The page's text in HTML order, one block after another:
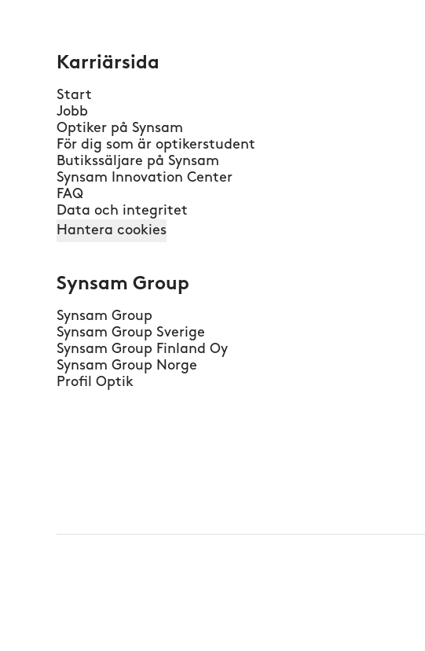
Karriärsida
Start
Jobb
Optiker på Synsam
För dig som är optikerstudent
Butikssäljare på Synsam
Synsam Innovation Center
FAQ
Data och integritet
Hantera cookies
Synsam Group
Synsam Group
Synsam Group Sverige
Synsam Group Finland Oy
Synsam Group Norge
Profil Optik